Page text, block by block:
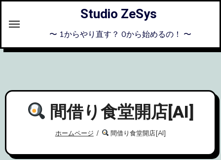
ス
Studio ZeSys
〜 1からやり直す？ 0から始めるの！ 〜
間借り食堂開店[AI]
ホームページ 間借り食堂開店[AI]